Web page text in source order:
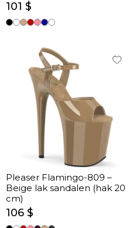
101 $
Pleaser Flamingo-809 –
Beige lak sandalen (hak 20
cm)
106 $